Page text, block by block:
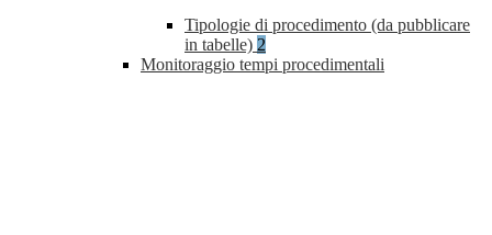
Tipologie di procedimento (da pubblicare
in tabelle) 2
Monitoraggio tempi procedimentali